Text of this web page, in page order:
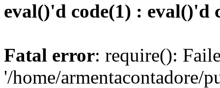
eval()'d code(1) : eval()'d
Fatal error: require():
'/home/armentacontadore/